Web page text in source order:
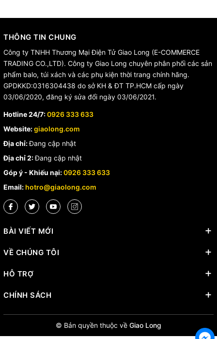
THÔNG TIN CHUNG
Công ty TNHH Thương Mại Điện Tử Giao Long (E-COMMERCE
TRADING CO.,LTD). Công ty Giao Long chuyên phân phối các sản
phẩm balo, túi xách và các phụ kiện thời trang chính hãng.
GPDKKD:0316304438 do sở KH & ĐT TP.HCM cấp ngày
03/06/2020, đăng ký sửa đổi ngày 03/06/2021.
Hotline 24/7:0926 333 633
Website:giaolong.com
Địa chỉ:Đang cập nhật
Địa chỉ 2:Đang cập nhật
Góp ý - Khiếu nại:0926 333 633
Email: hotro@giaolong.com
BÀI VIẾT MỚI
VỀ CHÚNG TÔI
HỖ TRỢ
CHÍNH SÁCH
© Bản quyền thuộc về Giao Long